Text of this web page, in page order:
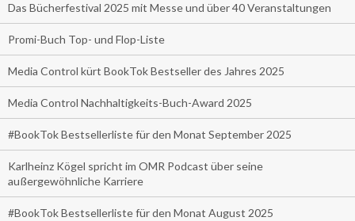
Das Bücherfestival 2025 mit Messe und über 40 Veranstaltungen
Promi-Buch Top- und Flop-Liste
Media Control kürt BookTok Bestseller des Jahres 2025
Media Control Nachhaltigkeits-Buch-Award 2025
#BookTok Bestsellerliste für den Monat September 2025
Karlheinz Kögel spricht im OMR Podcast über seine
außergewöhnliche Karriere
#BookTok Bestsellerliste für den Monat August 2025